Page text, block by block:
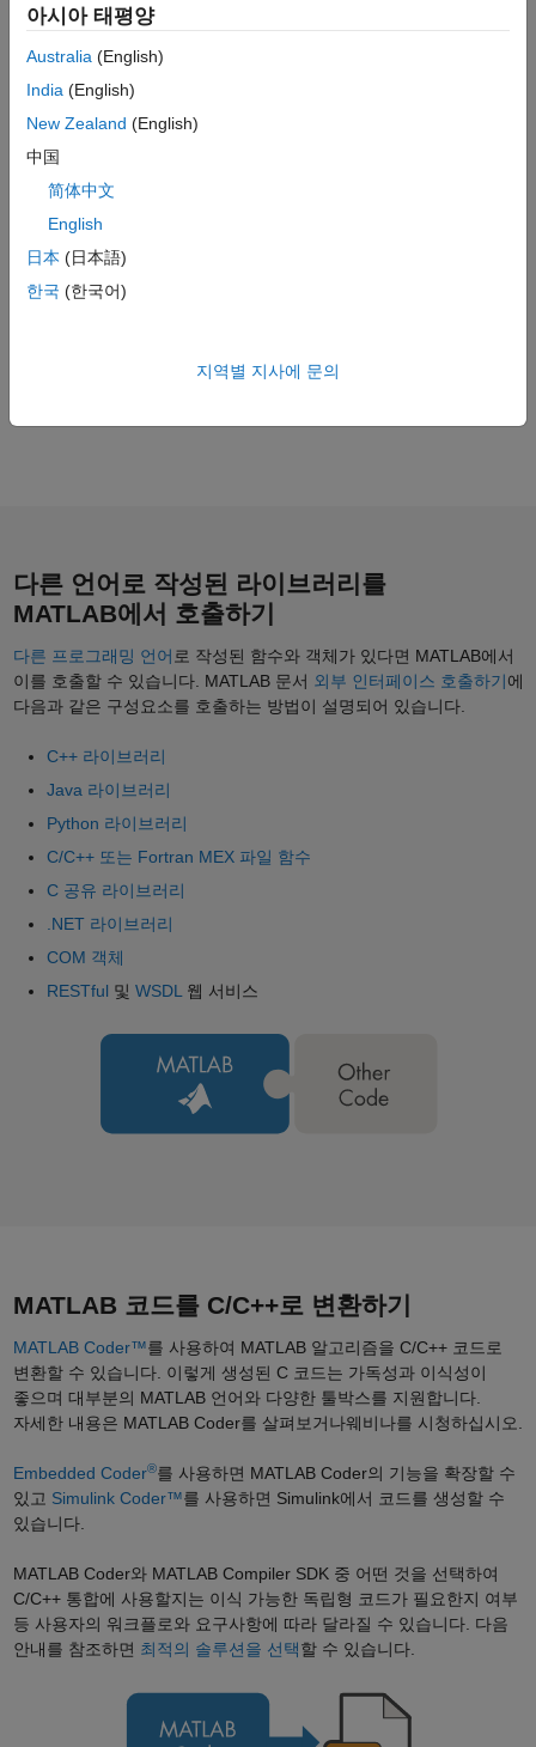
C/C++
Fortran
Java
Python
Visual C#
프로그램을 포함한
살펴보겠습니다.
다른 언어로 작성된 라이브러리를
MATLAB에서 호출하기
다른 프로그래밍 언어로 작성된 함수와 객체가 있다면 MATLAB에서
이를 호출할 수 있습니다. MATLAB 문서 외부 인터페이스 호출하기에
다음과 같은 구성요소를 호출하는 방법이 설명되어 있습니다.
C++ 라이브러리
Java 라이브러리
Python 라이브러리
C/C++ 또는 Fortran MEX 파일 함수
C 공유 라이브러리
.NET 라이브러리
COM 객체
RESTful 및 WSDL웹 서비스
MATLAB 코드를 C/C++로 변환하기
MATLAB Coder™를 사용하여 MATLAB 알고리즘을 C/C++ 코드로
변환할 수 있습니다. 이렇게 생성된 C 코드는 가독성과 이식성이
좋으며 대부분의 MATLAB 언어와 다양한 툴박스를 지원합니다.
자세한 내용은 MATLAB Coder를 살펴보거나웨비나를 시청하십시오.
Embedded Coder®를 사용하면 MATLAB Coder의 기능을 확장할 수
있고 Simulink Coder™를 사용하면 Simulink에서 코드를 생성할 수
있습니다.
MATLAB Coder와 MATLAB Compiler SDK 중 어떤 것을 선택하여
C/C++ 통합에 사용할지는 이식 가능한 독립형 코드가 필요한지 여부
등 사용자의 워크플로와 요구사항에 따라 달라질 수 있습니다. 다음
안내를 참조하면 최적의 솔루션을 선택할 수 있습니다.
아시아 태평양
Australia (English)
India (English)
New Zealand (English)
中国
简体中文
English
日本 (日本語)
한국 (한국어)
지역별 지사에 문의